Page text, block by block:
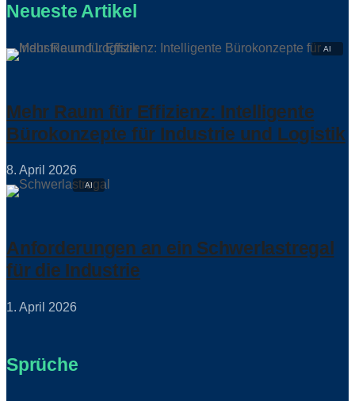
Neueste Artikel
Mehr Raum für Effizienz: Intelligente
Bürokonzepte für Industrie und Logistik
8. April 2026
Anforderungen an ein Schwerlastregal
für die Industrie
1. April 2026
Sprüche